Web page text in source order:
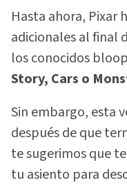
Hasta ahora, Pixar
adicionales al final
los conocidos
Story, Cars o
Sin embargo, esta
después de que
te sugerimos que
tu asiento para